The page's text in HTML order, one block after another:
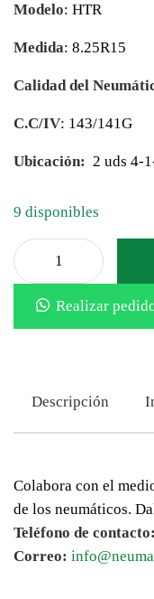
Modelo: HTR
Medida: 8.25R15
Calidad del
C.C/IV: 143/141G
Ubicación: 2 uds 4-
9 disponibles
Realizar
Descripción
Colabora con el
de los neumáticos.
Teléfono de contacto:
Correo: